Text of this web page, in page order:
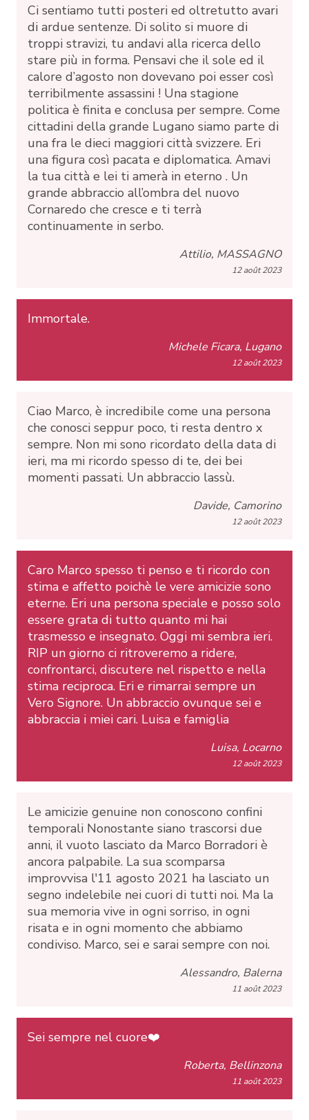
Ci sentiamo tutti posteri ed oltretutto avari
di ardue sentenze. Di solito si muore di
troppi stravizi, tu andavi alla ricerca dello
stare più in forma. Pensavi che il sole ed il
calore d’agosto non dovevano poi esser così
terribilmente assassini ! Una stagione
politica è finita e conclusa per sempre. Come
cittadini della grande Lugano siamo parte di
una fra le dieci maggiori città svizzere. Eri
una figura così pacata e diplomatica. Amavi
la tua città e lei ti amerà in eterno . Un
grande abbraccio all’ombra del nuovo
Cornaredo che cresce e ti terrà
continuamente in serbo.
Attilio, MASSAGNO
12 août 2023
Immortale.
Michele Ficara, Lugano
12 août 2023
Ciao Marco, è incredibile come una persona
che conosci seppur poco, ti resta dentro x
sempre. Non mi sono ricordato della data di
ieri, ma mi ricordo spesso di te, dei bei
momenti passati. Un abbraccio lassù.
Davide, Camorino
12 août 2023
Caro Marco spesso ti penso e ti ricordo con
stima e affetto poichè le vere amicizie sono
eterne. Eri una persona speciale e posso solo
essere grata di tutto quanto mi hai
trasmesso e insegnato. Oggi mi sembra ieri.
RIP un giorno ci ritroveremo a ridere,
confrontarci, discutere nel rispetto e nella
stima reciproca. Eri e rimarrai sempre un
Vero Signore. Un abbraccio ovunque sei e
abbraccia i miei cari. Luisa e famiglia
Luisa, Locarno
12 août 2023
Le amicizie genuine non conoscono confini
temporali Nonostante siano trascorsi due
anni, il vuoto lasciato da Marco Borradori è
ancora palpabile. La sua scomparsa
improvvisa l'11 agosto 2021 ha lasciato un
segno indelebile nei cuori di tutti noi. Ma la
sua memoria vive in ogni sorriso, in ogni
risata e in ogni momento che abbiamo
condiviso. Marco, sei e sarai sempre con noi.
Alessandro, Balerna
11 août 2023
Sei sempre nel cuore❤️
Roberta, Bellinzona
11 août 2023